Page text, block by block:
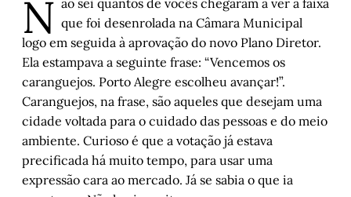
N ão sei quantos de vocês chegaram a ver a faixa
que foi desenrolada na Câmara Municipal
logo em seguida à aprovação do novo Plano Diretor.
Ela estampava a seguinte frase: “Vencemos os
caranguejos. Porto Alegre escolheu avançar!”.
Caranguejos, na frase, são aqueles que desejam uma
cidade voltada para o cuidado das pessoas e do meio
ambiente. Curioso é que a votação já estava
precificada há muito tempo, para usar uma
expressão cara ao mercado. Já se sabia o que ia